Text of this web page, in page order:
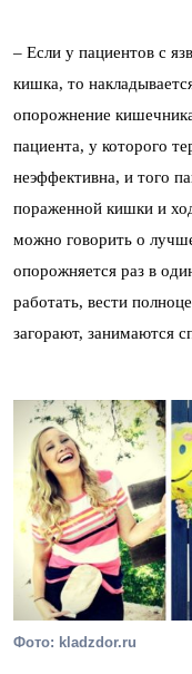
– Если у пациентов с
кишка, то
опорожнение
пациента, у которого
неэффективна, и того
пораженной кишки и
можно говорить о
опорожняется раз в
работать, вести
загорают, занимаются
Фото: kladzdor.ru